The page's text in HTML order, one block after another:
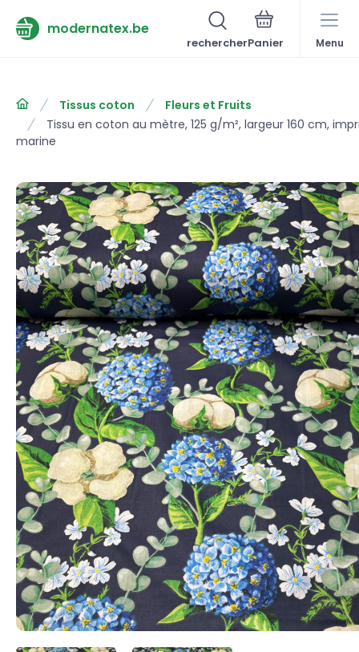
modernatex.be
rechercher Menu
Tissus coton
Fleurs et Fruits
Tissu en coton au mètre, 125 g/m², largeur 160 cm,
marine